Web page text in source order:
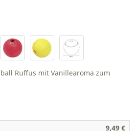
Ruffus mit Vanillearoma zum
9,49 €